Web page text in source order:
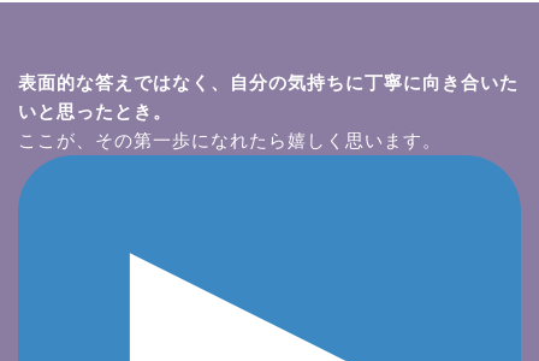
表面的な答えではなく、自分の気持ちに丁寧に向き合いた
いと思ったとき。
ここが、その第一歩になれたら嬉しく思います。